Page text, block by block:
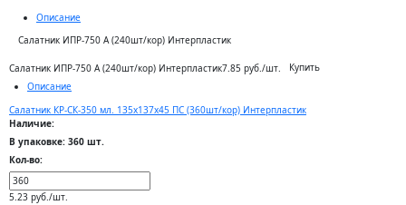
Описание
Салатник ИПР-750 А (240шт/кор) Интерпластик
Салатник ИПР-750 А (240шт/кор) Интерпластик7.85 руб./шт.
Купить
Описание
Салатник КР-СК-350 мл. 135х137х45 ПС (360шт/кор) Интерпластик
Наличие:
В упаковке: 360 шт.
Кол-во:
5.23 руб./шт.